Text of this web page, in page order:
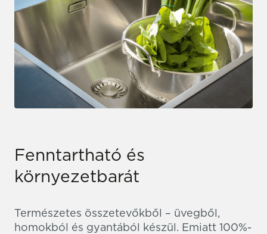
Fenntartható és
környezetbarát
Természetes összetevőkből – üvegből,
homokból és gyantából készül. Emiatt 100%-